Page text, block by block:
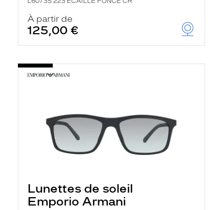
À partir de
125,00 €
Lunettes de soleil
Emporio Armani